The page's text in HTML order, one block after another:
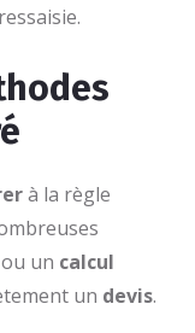
à la règle
un calcul
un devis.